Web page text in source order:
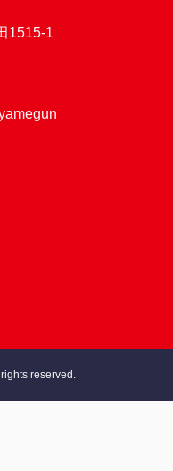
1515-1
reserved.